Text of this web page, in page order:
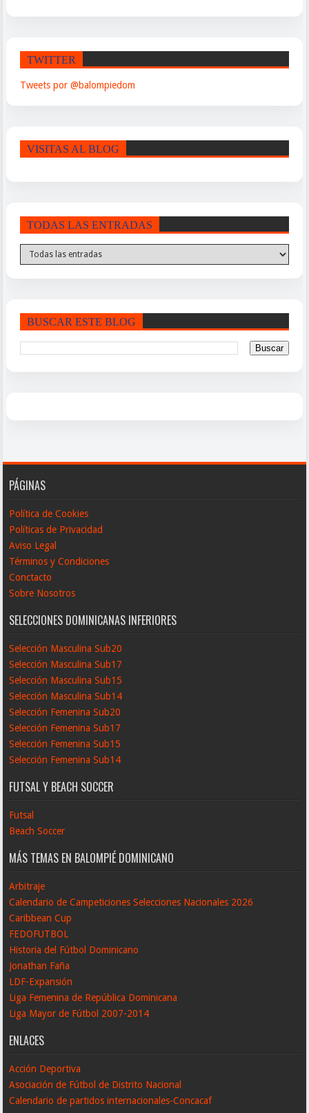
TWITTER
Tweets por @balompiedom
VISITAS AL BLOG
TODAS LAS ENTRADAS
BUSCAR ESTE BLOG
PÁGINAS
Política de Cookies
Políticas de Privacidad
Aviso Legal
Términos y Condiciones
Conctacto
Sobre Nosotros
SELECCIONES DOMINICANAS INFERIORES
Selección Masculina Sub20
Selección Masculina Sub17
Selección Masculina Sub15
Selección Masculina Sub14
Selección Femenina Sub20
Selección Femenina Sub17
Selección Femenina Sub15
Selección Femenina Sub14
FUTSAL Y BEACH SOCCER
Futsal
Beach Soccer
MÁS TEMAS EN BALOMPIÉ DOMINICANO
Arbitraje
Calendario de Campeticiones Selecciones Nacionales 2026
Caribbean Cup
FEDOFUTBOL
Historia del Fútbol Dominicano
Jonathan Faña
LDF-Expansión
Liga Femenina de República Dominicana
Liga Mayor de Fútbol 2007-2014
ENLACES
Acción Deportiva
Asociación de Fútbol de Distrito Nacional
Calendario de partidos internacionales-Concacaf